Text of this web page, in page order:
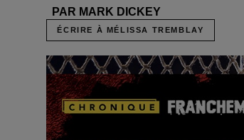
PAR MARK DICKEY
ÉCRIRE À MÉLISSA TREMBLAY